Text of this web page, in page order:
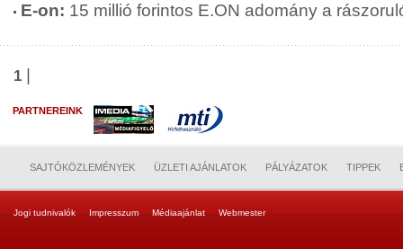
E-on: 15 millió forintos E.ON adomány a
1
PARTNEREINK
SAJTÓKÖZLEMÉNYEK ÜZLETI AJÁNLATOK PÁLYÁZATOK TIPPEK
Jogi tudnivalók Impresszum Médiaajánlat Webmester